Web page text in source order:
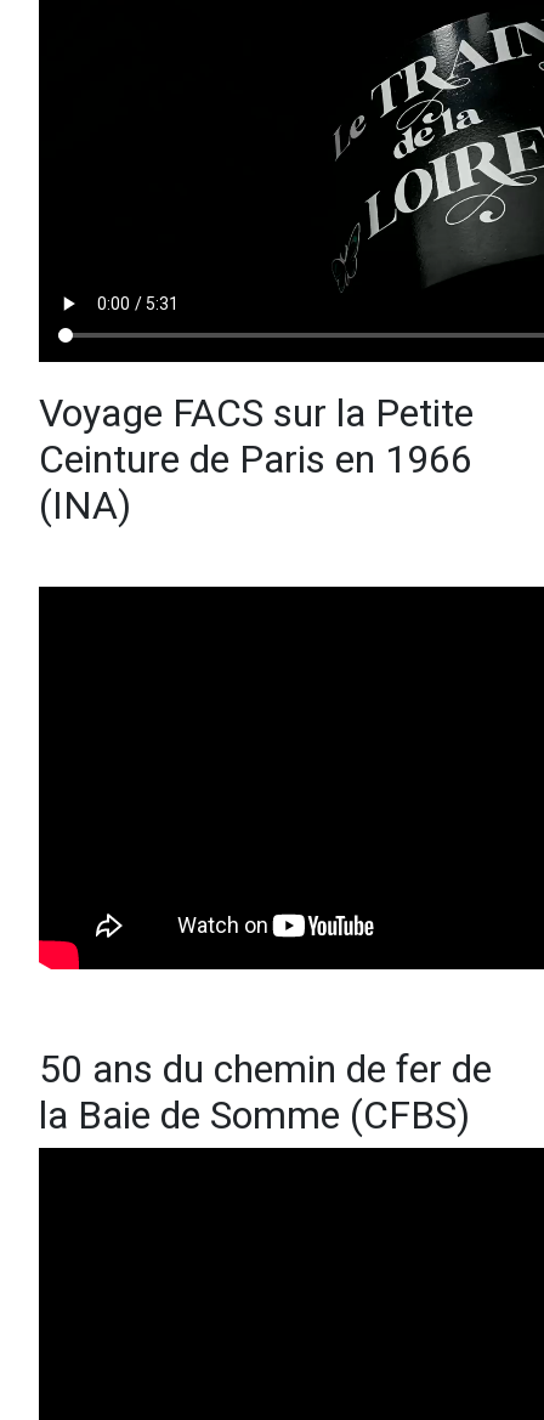
Voyage FACS sur la Petite
Ceinture de Paris en 1966
(INA)
50 ans du chemin de fer de
la Baie de Somme (CFBS)